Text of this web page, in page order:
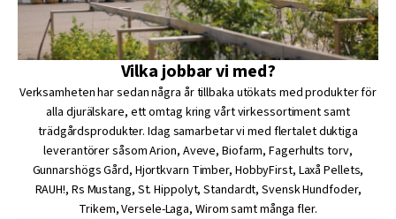
Vilka jobbar vi med?
Verksamheten har sedan några år tillbaka utökats med produkter för
alla djurälskare, ett omtag kring vårt virkessortiment samt
trädgårdsprodukter. Idag samarbetar vi med flertalet duktiga
leverantörer såsom Arion, Aveve, Biofarm, Fagerhults torv,
Gunnarshögs Gård, Hjortkvarn Timber, HobbyFirst, Laxå Pellets,
RAUH!, Rs Mustang, St. Hippolyt, Standardt, Svensk Hundfoder,
Trikem, Versele-Laga, Wirom samt många fler.